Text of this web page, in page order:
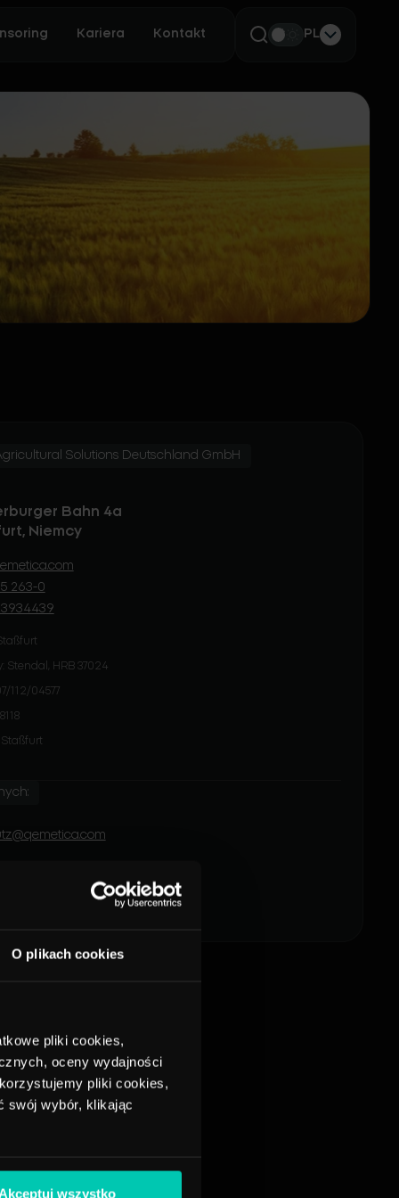
O plikach cookies
pliki cookies,
oceny wydajności
pliki cookies,
swój wybór, klikając
wszystko
Kariera Kontakt PL
Solutions Deutschland GmbH
Bahn 4a
Niemcy
263-0
Stendal, HRB 37024
112/04577
Staßfurt